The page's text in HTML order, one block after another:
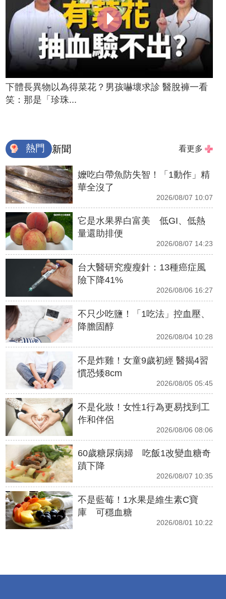
下體長異物以為得菜花？男孩嚇壞求診 醫脫褲一看
笑：那是「珍珠...
熱門 新聞 看更多
嬤吃白帶魚防失智！「1動作」精
華全沒了
2026/08/07 10:07
它是水果界白富美 低GI、低熱
量還助排便
2026/08/07 14:23
台大醫研究瘦瘦針：13種癌症風
險下降41%
2026/08/06 16:27
不只少吃鹽！「1吃法」控血壓、
降膽固醇
2026/08/04 10:28
不是炸雞！女童9歲初經 醫揭4習
慣恐矮8cm
2026/08/05 05:45
不是化妝！女性1行為更易找到工
作和伴侶
2026/08/06 08:06
60歲糖尿病婦 吃飯1改變血糖奇
蹟下降
2026/08/07 10:35
不是藍莓！1水果是維生素C寶
庫 可穩血糖
2026/08/01 10:22